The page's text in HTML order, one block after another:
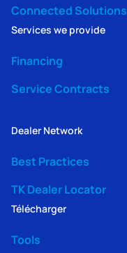
Connected Solutions
Services we provide
Financing
Service Contracts
Dealer Network
Best Practices
TK Dealer Locator
Télécharger
Tools